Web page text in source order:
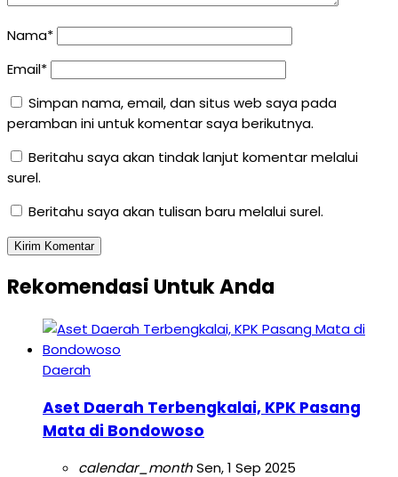
Nama*
Email*
Simpan nama, email, dan situs web saya pada
peramban ini untuk komentar saya berikutnya.
Beritahu saya akan tindak lanjut komentar melalui
surel.
Beritahu saya akan tulisan baru melalui surel.
Rekomendasi Untuk Anda
Daerah
Aset Daerah Terbengkalai, KPK Pasang
Mata di Bondowoso
calendar_monthSen, 1 Sep 2025